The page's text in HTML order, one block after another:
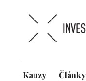
Kauzy Články